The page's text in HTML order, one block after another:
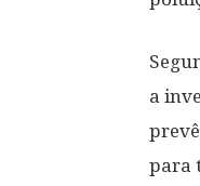
a
para